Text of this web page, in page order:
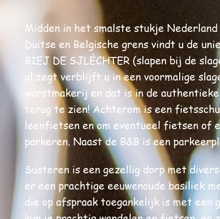
Midden in het smalste stukje Nederland
Duitse en Belgische grens vindt u de
BIEJ DE SJLÈCHTER (slapen bij de
al zegt verblijft u in een voormalige
worstmakerij en dat is in de
terug te zien! Achterom is een
leenfietsen en om eventueel fietsen of
parkeren. Naast de B&B is een
Susteren is een gezellig dorp met
er een prachtige eeuwenoude basiliek
die op afspraak toegankelijk is met een